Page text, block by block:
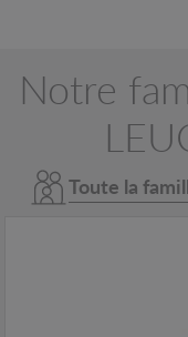
Notre
Toute la